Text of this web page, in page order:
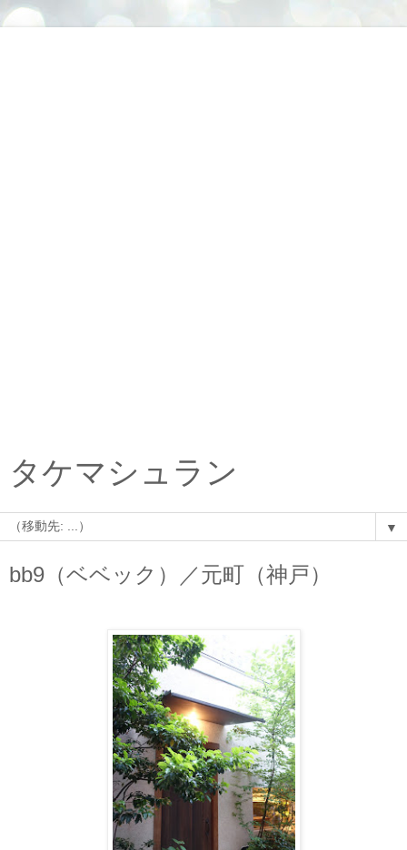
タケマシュラン
▼
bb9（ベベック）／元町（神戸）